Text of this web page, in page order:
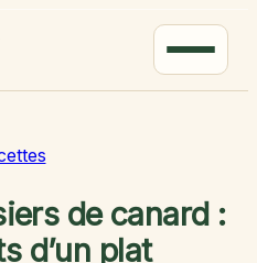
de canard :
d’un plat